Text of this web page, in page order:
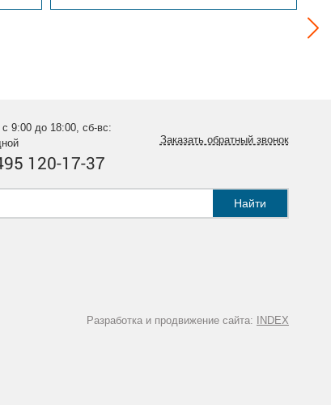
с 9:00 до 18:00, сб-вс:
120-17-37
Заказать обратный звонок
Найти
Разработка и продвижение сайта: INDEX